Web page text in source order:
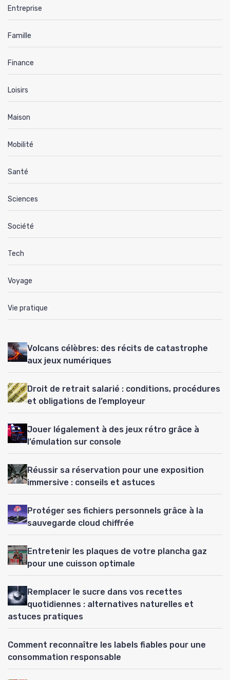
Entreprise
Famille
Finance
Loisirs
Maison
Mobilité
Santé
Sciences
Société
Tech
Voyage
Vie pratique
Volcans célèbres: des récits de catastrophe
aux jeux numériques
Droit de retrait salarié : conditions, procédures
et obligations de l’employeur
Jouer légalement à des jeux rétro grâce à
l’émulation sur console
Réussir sa réservation pour une exposition
immersive : conseils et astuces
Protéger ses fichiers personnels grâce à la
sauvegarde cloud chiffrée
Entretenir les plaques de votre plancha gaz
pour une cuisson optimale
Remplacer le sucre dans vos recettes
quotidiennes : alternatives naturelles et
astuces pratiques
Comment reconnaître les labels fiables pour une
consommation responsable